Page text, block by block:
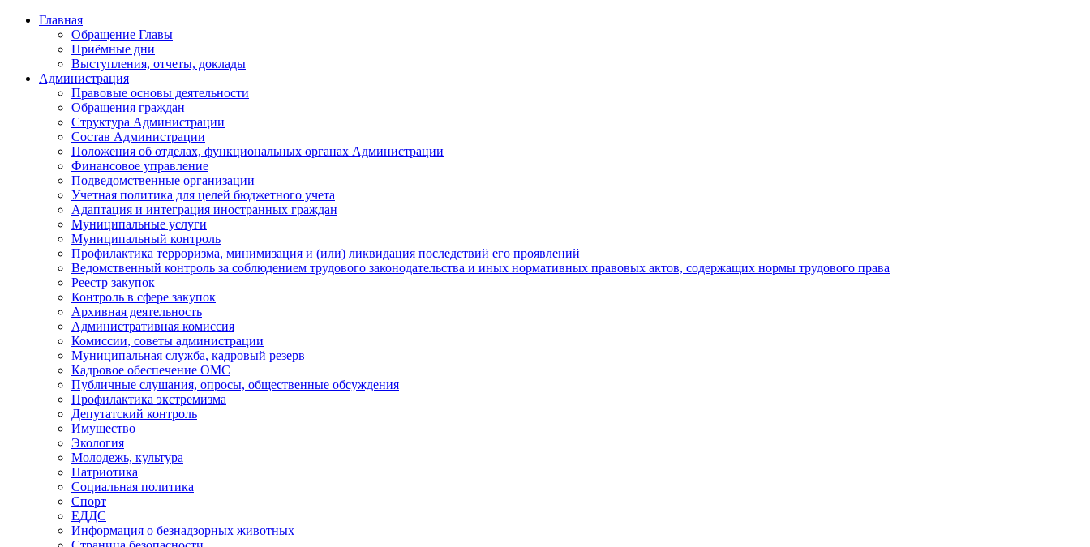
Главная
Обращение Главы
Приёмные дни
Выступления, отчеты, доклады
Администрация
Правовые основы деятельности
Обращения граждан
Структура Администрации
Состав Администрации
Положения об отделах, функциональных органах Администрации
Финансовое управление
Подведомственные организации
Учетная политика для целей бюджетного учета
Адаптация и интеграция иностранных граждан
Муниципальные услуги
Муниципальный контроль
Профилактика терроризма, минимизация и (или) ликвидация последствий его проявлений
Ведомственный контроль за соблюдением трудового законодательства и иных нормативных правовых актов, содержащих нормы трудового права
Реестр закупок
Контроль в сфере закупок
Архивная деятельность
Административная комиссия
Комиссии, советы администрации
Муниципальная служба, кадровый резерв
Кадровое обеспечение ОМС
Публичные слушания, опросы, общественные обсуждения
Профилактика экстремизма
Депутатский контроль
Имущество
Экология
Молодежь, культура
Патриотика
Социальная политика
Спорт
ЕДДС
Информация о безнадзорных животных